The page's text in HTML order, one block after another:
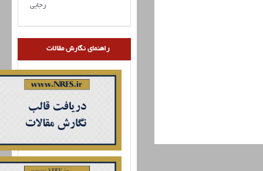
رجایی
راهنمای نگارش مقالات